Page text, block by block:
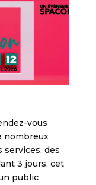
vous
nombreux
services, des
3 jours, cet
public